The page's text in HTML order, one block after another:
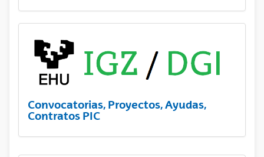
Convocatorias, Proyectos, Ayudas,
Contratos PIC